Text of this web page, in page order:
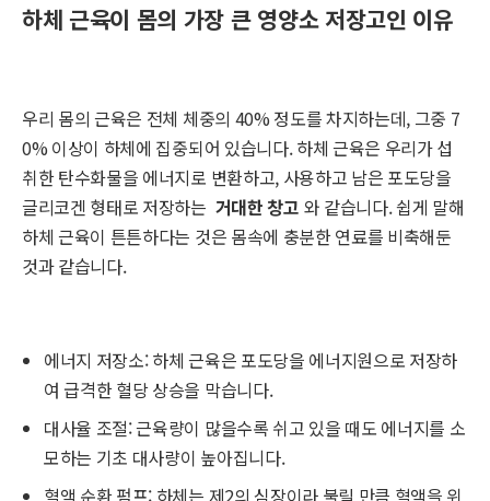
하체 근육이 몸의 가장 큰 영양소 저장고인 이유
우리 몸의 근육은 전체 체중의 40% 정도를 차지하는데, 그중 7
0% 이상이 하체에 집중되어 있습니다. 하체 근육은 우리가 섭
취한 탄수화물을 에너지로 변환하고, 사용하고 남은 포도당을
글리코겐 형태로 저장하는 거대한 창고 와 같습니다. 쉽게 말해
하체 근육이 튼튼하다는 것은 몸속에 충분한 연료를 비축해둔
것과 같습니다.
에너지 저장소: 하체 근육은 포도당을 에너지원으로 저장하
여 급격한 혈당 상승을 막습니다.
대사율 조절: 근육량이 많을수록 쉬고 있을 때도 에너지를 소
모하는 기초 대사량이 높아집니다.
혈액 순환 펌프: 하체는 제2의 심장이라 불릴 만큼 혈액을 위